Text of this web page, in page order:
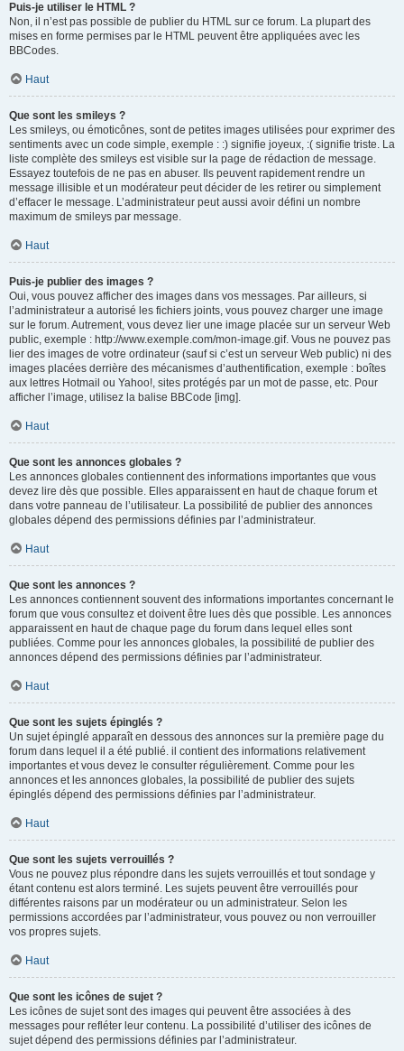
Puis-je utiliser le HTML ?
Non, il n’est pas possible de publier du HTML sur ce forum. La plupart des
mises en forme permises par le HTML peuvent être appliquées avec les
BBCodes.
Haut
Que sont les smileys ?
Les smileys, ou émoticônes, sont de petites images utilisées pour exprimer des
sentiments avec un code simple, exemple : :) signifie joyeux, :( signifie triste. La
liste complète des smileys est visible sur la page de rédaction de message.
Essayez toutefois de ne pas en abuser. Ils peuvent rapidement rendre un
message illisible et un modérateur peut décider de les retirer ou simplement
d’effacer le message. L’administrateur peut aussi avoir défini un nombre
maximum de smileys par message.
Haut
Puis-je publier des images ?
Oui, vous pouvez afficher des images dans vos messages. Par ailleurs, si
l’administrateur a autorisé les fichiers joints, vous pouvez charger une image
sur le forum. Autrement, vous devez lier une image placée sur un serveur Web
public, exemple : http://www.exemple.com/mon-image.gif. Vous ne pouvez pas
lier des images de votre ordinateur (sauf si c’est un serveur Web public) ni des
images placées derrière des mécanismes d’authentification, exemple : boîtes
aux lettres Hotmail ou Yahoo!, sites protégés par un mot de passe, etc. Pour
afficher l’image, utilisez la balise BBCode [img].
Haut
Que sont les annonces globales ?
Les annonces globales contiennent des informations importantes que vous
devez lire dès que possible. Elles apparaissent en haut de chaque forum et
dans votre panneau de l’utilisateur. La possibilité de publier des annonces
globales dépend des permissions définies par l’administrateur.
Haut
Que sont les annonces ?
Les annonces contiennent souvent des informations importantes concernant le
forum que vous consultez et doivent être lues dès que possible. Les annonces
apparaissent en haut de chaque page du forum dans lequel elles sont
publiées. Comme pour les annonces globales, la possibilité de publier des
annonces dépend des permissions définies par l’administrateur.
Haut
Que sont les sujets épinglés ?
Un sujet épinglé apparaît en dessous des annonces sur la première page du
forum dans lequel il a été publié. il contient des informations relativement
importantes et vous devez le consulter régulièrement. Comme pour les
annonces et les annonces globales, la possibilité de publier des sujets
épinglés dépend des permissions définies par l’administrateur.
Haut
Que sont les sujets verrouillés ?
Vous ne pouvez plus répondre dans les sujets verrouillés et tout sondage y
étant contenu est alors terminé. Les sujets peuvent être verrouillés pour
différentes raisons par un modérateur ou un administrateur. Selon les
permissions accordées par l’administrateur, vous pouvez ou non verrouiller
vos propres sujets.
Haut
Que sont les icônes de sujet ?
Les icônes de sujet sont des images qui peuvent être associées à des
messages pour refléter leur contenu. La possibilité d’utiliser des icônes de
sujet dépend des permissions définies par l’administrateur.